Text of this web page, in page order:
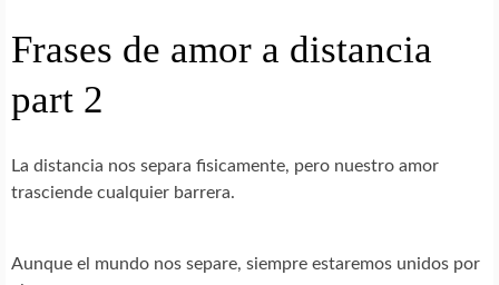
Frases de amor a distancia
part 2
La distancia nos separa fisicamente, pero nuestro amor
trasciende cualquier barrera.
Aunque el mundo nos separe, siempre estaremos unidos por